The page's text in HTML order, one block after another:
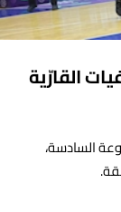
القارّية
السادسة،